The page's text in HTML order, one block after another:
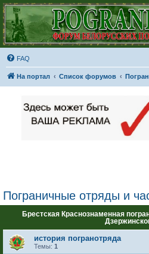
FAQ
На портал Список форумов
Пограничные отряды и
Брестская Краснознаменная
история погранотряда
Темы: 1